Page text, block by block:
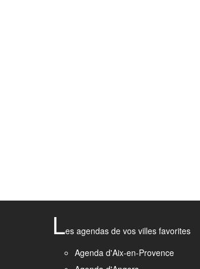
Les agendas de vos villes favorites
Agenda d'Aix-en-Provence